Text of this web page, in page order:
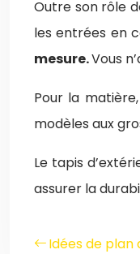
Outre son rôle
les entrées en
mesure.Vous
Pour la
modèles aux
Le tapis
assurer la
Idées de